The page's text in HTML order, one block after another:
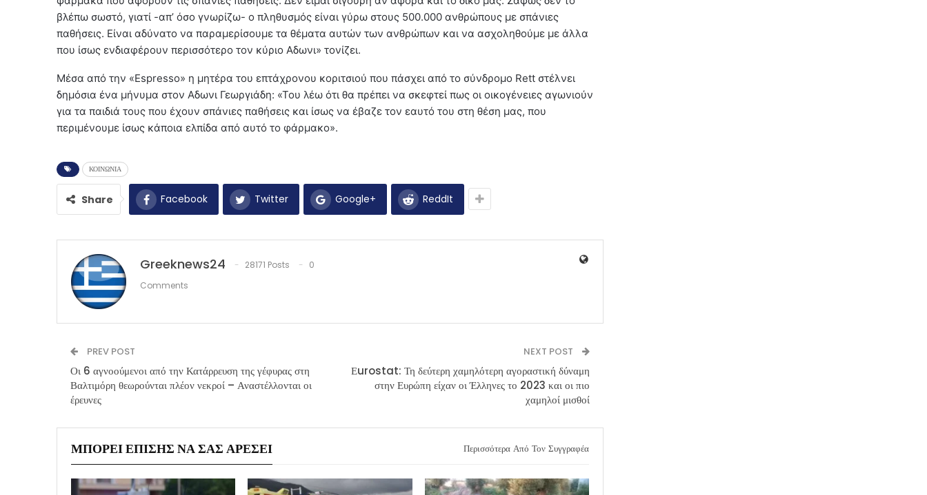
βλέπω σωστό, γιατί -απ’ όσο γνωρίζω- ο πληθυσμός είναι γύρω στους 500.000 ανθρώπους με σπάνιες
παθήσεις. Είναι αδύνατο να παραμερίσουμε τα θέματα αυτών των ανθρώπων και να ασχοληθούμε με άλλα
που ίσως ενδιαφέρουν περισσότερο τον κύριο Αδωνι» τονίζει.
Μέσα από την «Espresso» η μητέρα του επτάχρονου κοριτσιού που πάσχει από το σύνδρομο Rett στέλνει
δημόσια ένα μήνυμα στον Αδωνι Γεωργιάδη: «Του λέω ότι θα πρέπει να σκεφτεί πως οι οικογένειες αγωνιούν
για τα παιδιά τους που έχουν σπάνιες παθήσεις και ίσως να έβαζε τον εαυτό του στη θέση μας, που
περιμένουμε ίσως κάποια ελπίδα από αυτό το φάρμακο».
ΚΟΙΝΩΝΙΑ
Share Facebook Twitter Google+ ReddIt
Greeknews24 28171 Posts
0
Comments
PREV POST
Οι 6 αγνοούμενοι από την Κατάρρευση της γέφυρας στη
Βαλτιμόρη θεωρούνται πλέον νεκροί – Αναστέλλονται οι
έρευνες
NEXT POST
Εurostat: Τη δεύτερη χαμηλότερη αγοραστική δύναμη
στην Ευρώπη είχαν οι Έλληνες το 2023 και οι πιο
χαμηλοί μισθοί
ΜΠΟΡΕΊ ΕΠΊΣΗΣ ΝΑ ΣΑΣ ΑΡΈΣΕΙ Περισσότερα Από Τον Συγγραφέα